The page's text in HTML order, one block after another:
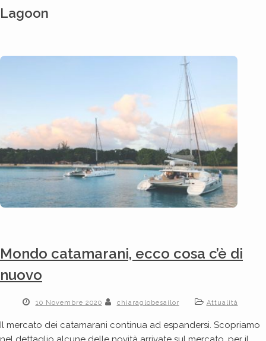
Lagoon
Mondo catamarani, ecco cosa c’è di
nuovo
10 Novembre 2020 chiaraglobesailor Attualità
Il mercato dei catamarani continua ad espandersi. Scopriamo